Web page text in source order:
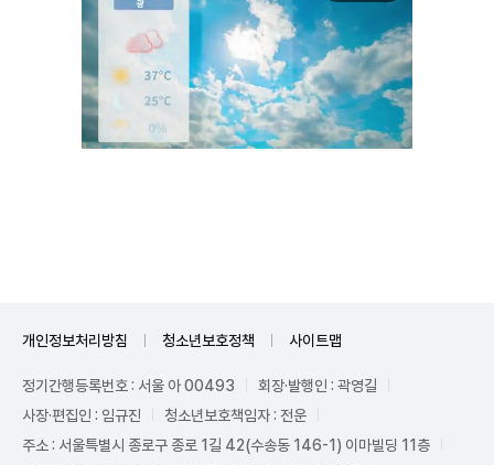
개인정보처리방침 청소년보호정책 사이트맵
정기간행등록번호 : 서울 아 00493
회장·발행인 : 곽영길
사장·편집인 : 임규진
청소년보호책임자 : 전운
주소 : 서울특별시 종로구 종로 1길 42(수송동 146-1) 이마빌딩 11층